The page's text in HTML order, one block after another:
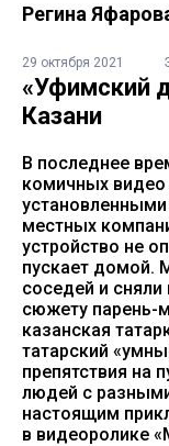
Регина
29 октября 2021
«Уфимский
Казани
В последнее
комичных
местных
устройство не
пускает домой.
соседей и
сюжету парень-
казанская
татарский
препятствия на
людей с
настоящим
в видеоролике